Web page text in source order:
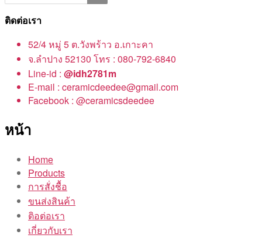
ติดต่อเรา
52/4 หมู่ 5 ต.วังพร้าว อ.เกาะคา
จ.ลำปาง 52130 โทร : 080-792-6840
Line-id : @idh2781m
E-mail : ceramicdeedee@gmail.com
Facebook : @ceramicsdeedee
หน้า
Home
Products
การสั่งชื้อ
ขนส่งสินค้า
ติอต่อเรา
เกี่ยวกับเรา